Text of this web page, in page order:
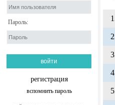
Пароль:
регистрация
вспомнить пароль